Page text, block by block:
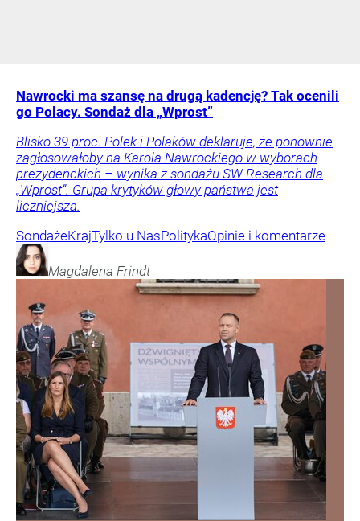
Nawrocki ma szansę na drugą kadencję? Tak ocenili
go Polacy. Sondaż dla „Wprost”
Blisko 39 proc. Polek i Polaków deklaruje, że ponownie
zagłosowałoby na Karola Nawrockiego w wyborach
prezydenckich – wynika z sondażu SW Research dla
„Wprost”. Grupa krytyków głowy państwa jest
liczniejsza.
SondażeKrajTylko u NasPolitykaOpinie i komentarze
Magdalena Frindt